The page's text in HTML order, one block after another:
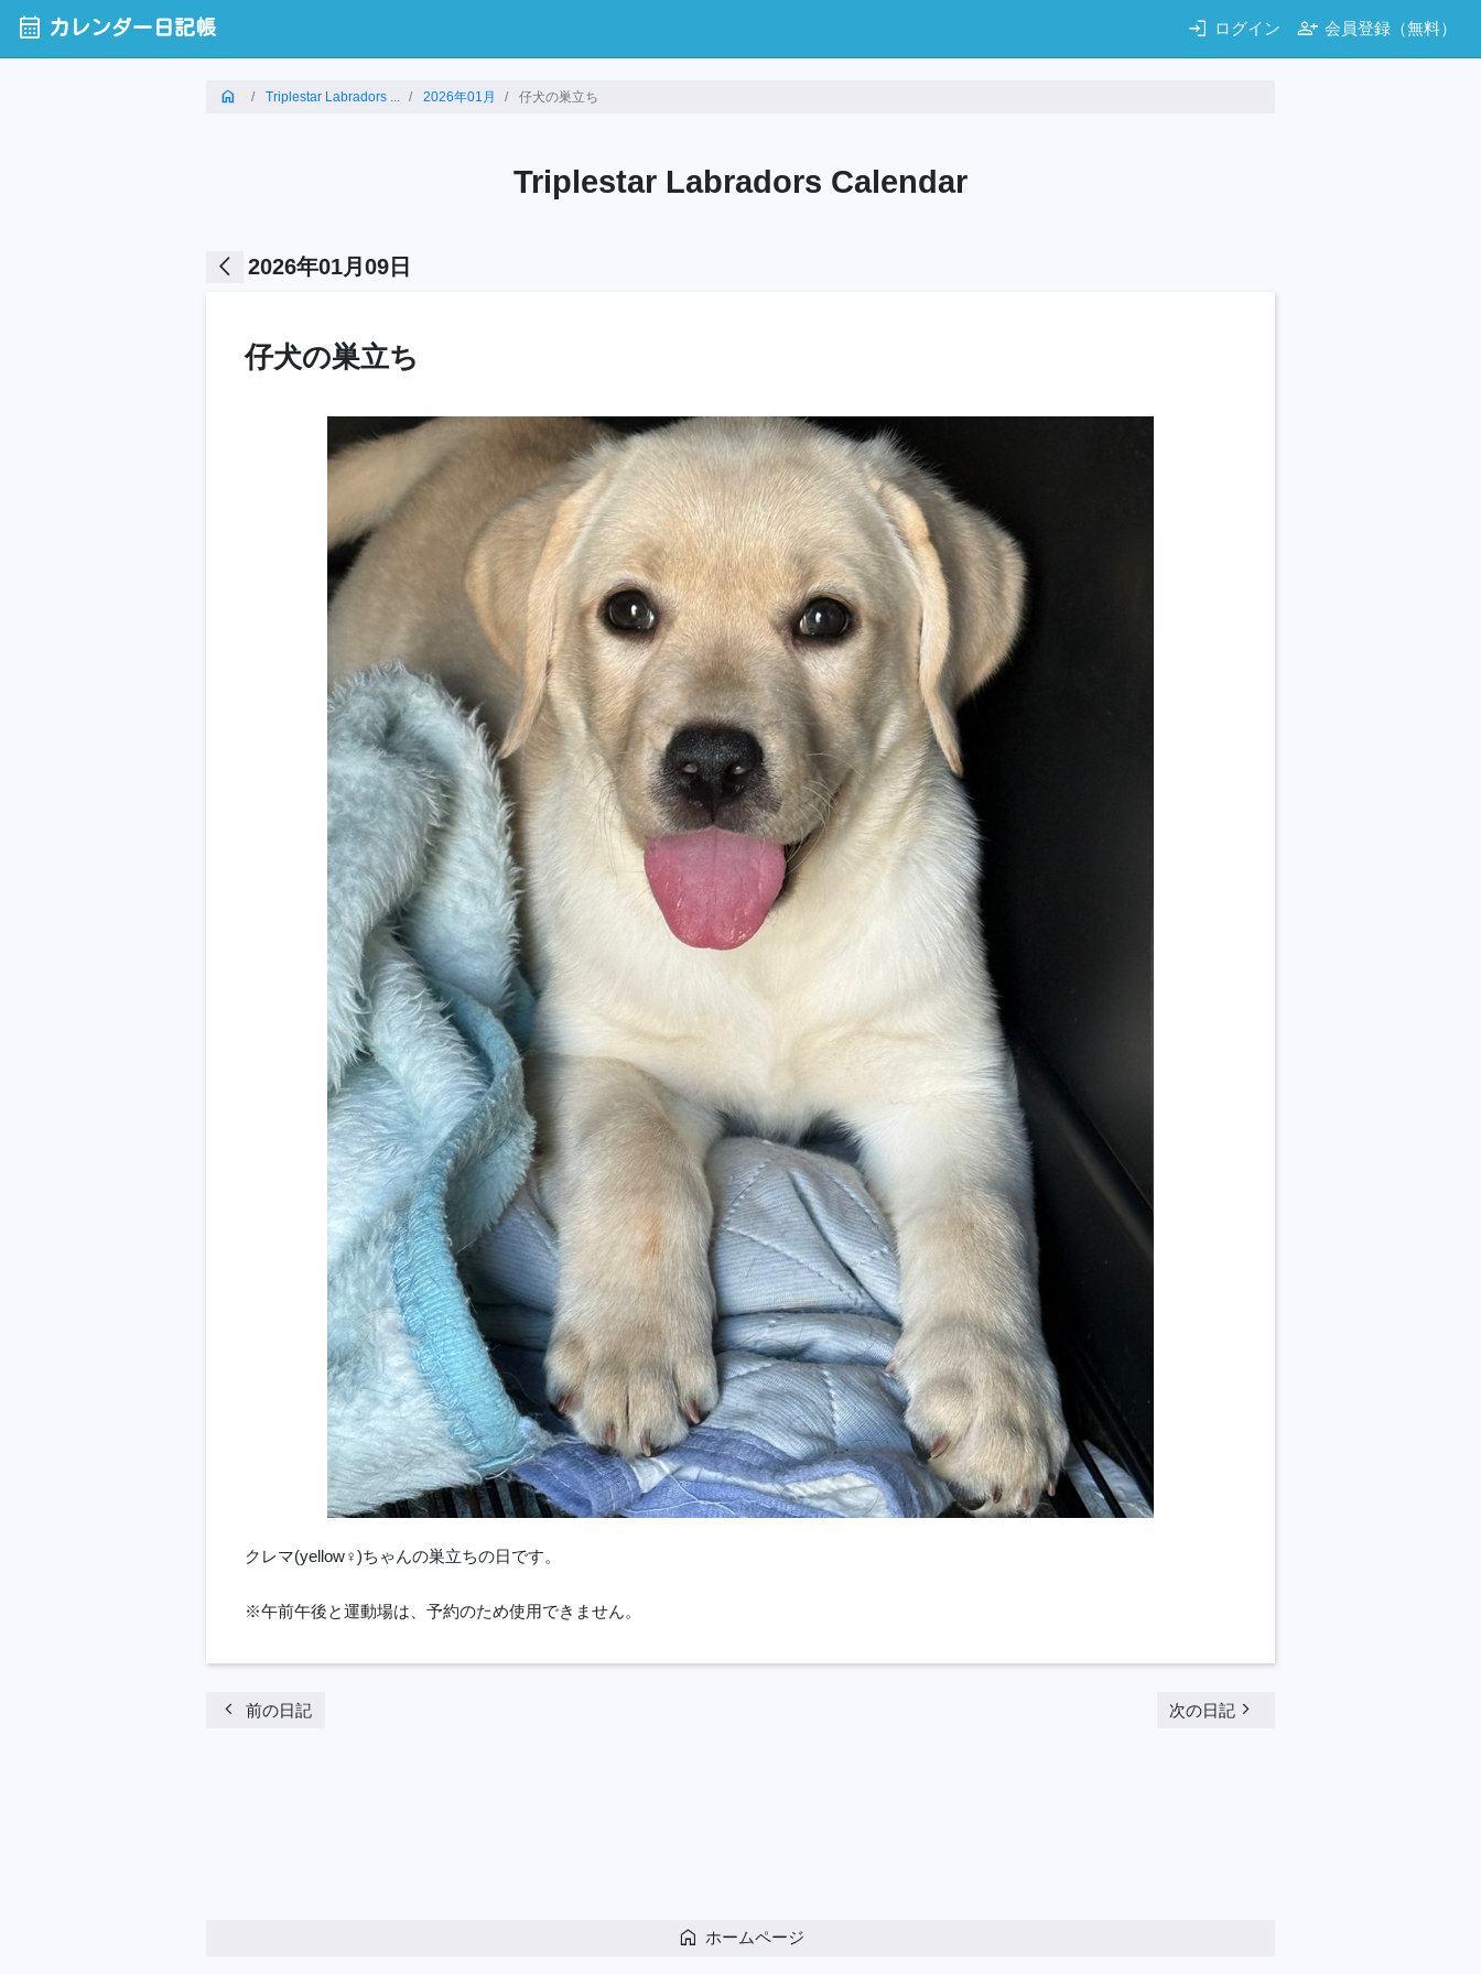
calendar_month カレンダー日記帳 login ログイン person_add 会員登録（無料）
home Triplestar Labradors ... 2026年01月 仔犬の巣立ち
Triplestar Labradors Calendar
arrow_back_ios 2026年01月09日
仔犬の巣立ち
クレマ(yellow♀)ちゃんの巣立ちの日です。
※午前午後と運動場は、予約のため使用できません。
chevron_left 前の日記 次の日記navigate_next
home ホームページ